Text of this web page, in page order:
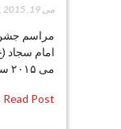
می 19, 2015
مراسم جشن
می ۲۰۱۵ ساعت ۲۰:۰۰
Read Post →